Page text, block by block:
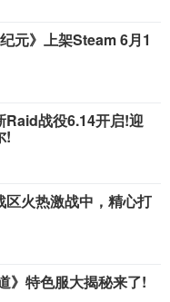
元》上架Steam 6月1
Raid战役6.14开启!迎
!
区火热激战中，精心打
》特色服大揭秘来了!